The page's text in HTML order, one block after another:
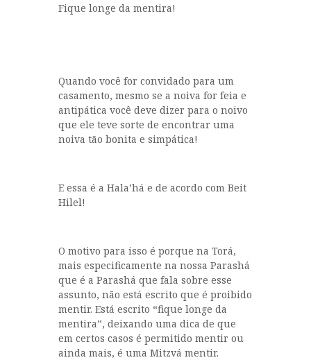
Fique longe da mentira!
Quando você for convidado para um
casamento, mesmo se a noiva for feia e
antipática você deve dizer para o noivo
que ele teve sorte de encontrar uma
noiva tão bonita e simpática!
E essa é a Hala’há e de acordo com Beit
Hilel!
O motivo para isso é porque na Torá,
mais especificamente na nossa Parashá
que é a Parashá que fala sobre esse
assunto, não está escrito que é proibido
mentir. Está escrito “fique longe da
mentira”, deixando uma dica de que
em certos casos é permitido mentir ou
ainda mais, é uma Mitzvá mentir.